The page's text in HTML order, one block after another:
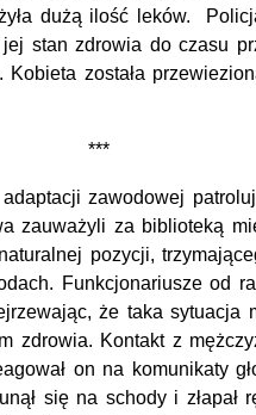
dużą ilość leków.
stan zdrowia do czasu
Kobieta została
***
zawodowej
zauważyli za biblioteką
pozycji,
Funkcjonariusze od
że taka sytuacja
zdrowia. Kontakt z
on na komunikaty
się na schody i złapał